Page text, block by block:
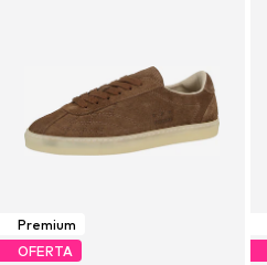
Premium
OFERTA